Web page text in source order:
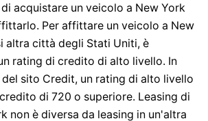
acquistare un veicolo a New York
Per affittare un veicolo a New
altra città degli Stati Uniti, è
rating di credito di alto livello. In
sito Credit, un rating di alto livello
di 720 o superiore. Leasing di
non è diversa da leasing in un'altra